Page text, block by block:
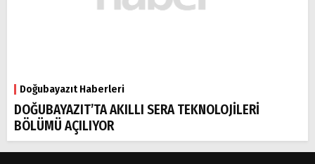
Doğubayazıt Haberleri
DOĞUBAYAZIT’TA AKILLI SERA TEKNOLOJİLERİ
BÖLÜMÜ AÇILIYOR